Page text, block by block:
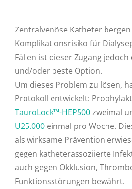
Zentralvenöse Katheter
Komplikationsrisiko für
Fällen ist dieser Zugang jedoch
und/oder beste Option.
Um dieses Problem zu lösen,
Protokoll entwickelt:
TauroLock™-HEP500zweimal
U25.000 einmal pro Woche.
als wirksame Prävention
gegen katheterassoziierte
auch gegen Okklusion,
Funktionsstörungen bewährt.